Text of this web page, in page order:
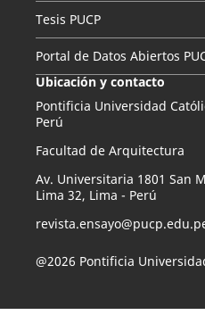
Tesis PUCP
Portal de Datos Abiertos
Ubicación y contacto
Pontificia Universidad
Perú
Facultad de Arquitectura
Av. Universitaria 1801 San
Lima 32, Lima - Perú
@2026 Pontificia